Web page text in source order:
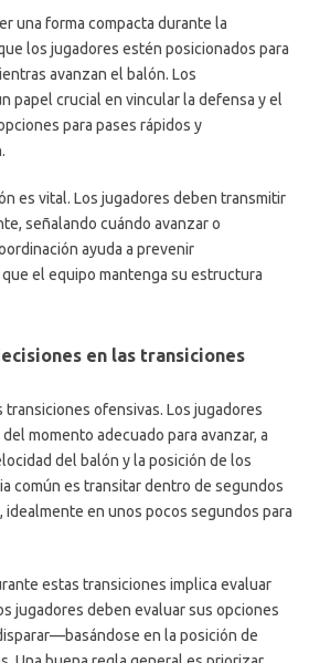
una forma compacta durante la
los jugadores estén posicionados para
avanzan el balón. Los
papel crucial en vincular la defensa y el
para pases rápidos y
es vital. Los jugadores deben transmitir
señalando cuándo avanzar o
ayuda a prevenir
el equipo mantenga su estructura
en las transiciones
transiciones ofensivas. Los jugadores
momento adecuado para avanzar, a
del balón y la posición de los
común es transitar dentro de segundos
idealmente en unos pocos segundos para
estas transiciones implica evaluar
jugadores deben evaluar sus opciones
en la posición de